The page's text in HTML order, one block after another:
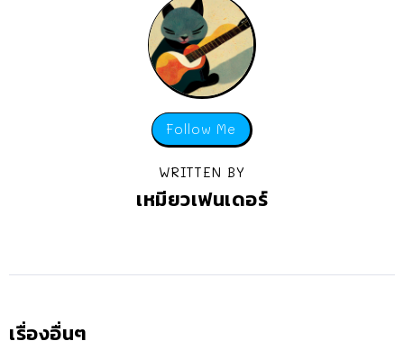
Follow Me
WRITTEN BY
เหมียวเฟนเดอร์
เรื่องอื่นๆ